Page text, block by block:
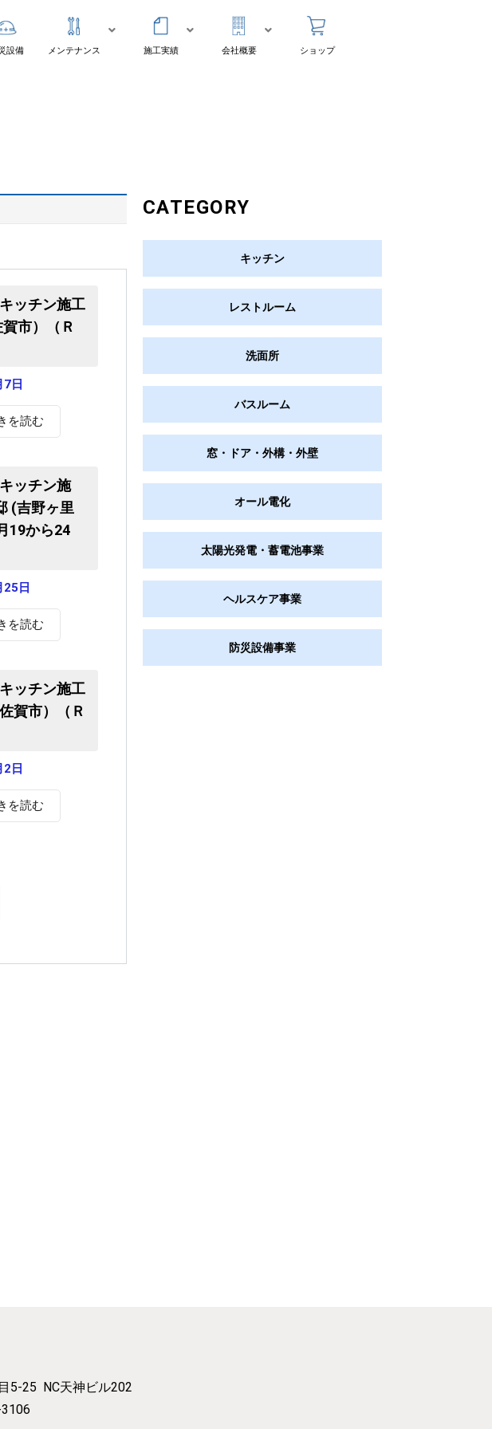
設備 メンテナンス 施工実績 会社概要 ショップ
ッチン施工
市）（Ｒ
日
を読む
ッチン施
(吉野ヶ里
19から24
日
を読む
ッチン施工
賀市）（Ｒ
日
を読む
CATEGORY
キッチン
レストルーム
洗面所
バスルーム
窓・ドア・外構・外壁
オール電化
太陽光発電・蓄電池事業
ヘルスケア事業
防災設備事業
5-25
NC天神ビル202